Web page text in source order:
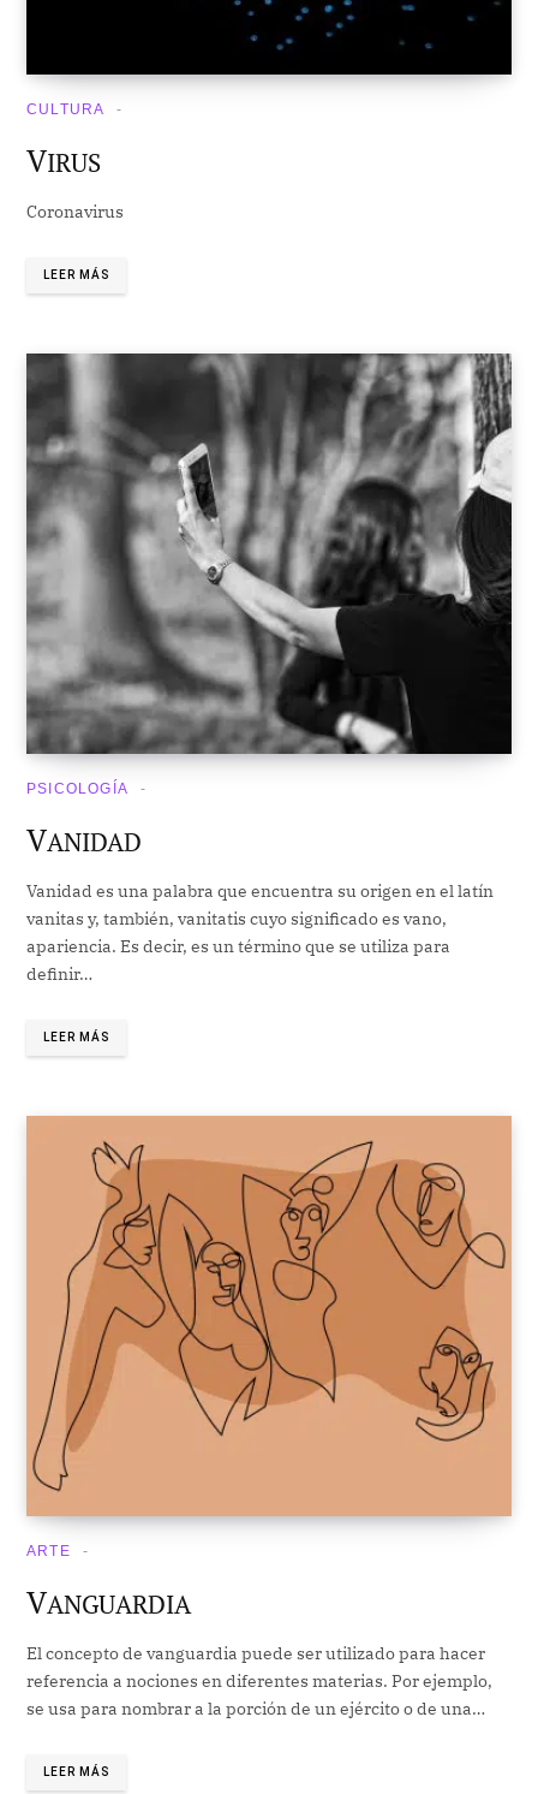
CULTURA
VIRUS
Coronavirus
LEER MÁS
PSICOLOGÍA
VANIDAD
Vanidad es una palabra que encuentra su origen en el latín
vanitas y, también, vanitatis cuyo significado es vano,
apariencia. Es decir, es un término que se utiliza para
definir…
LEER MÁS
ARTE
VANGUARDIA
El concepto de vanguardia puede ser utilizado para hacer
referencia a nociones en diferentes materias. Por ejemplo,
se usa para nombrar a la porción de un ejército o de una…
LEER MÁS